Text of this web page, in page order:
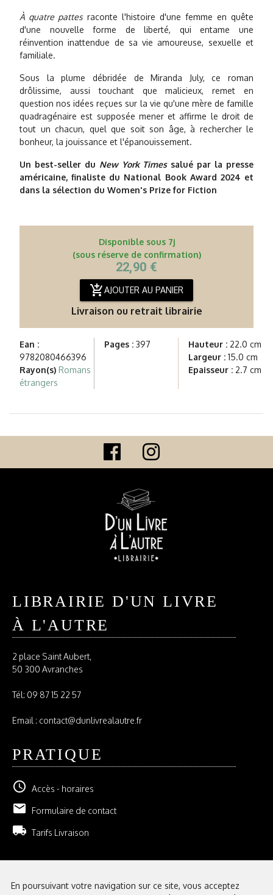
À quatre pattesraconte l'histoire d'une femme en quête
d'une nouvelle forme de liberté, qui entame une
réinvention inattendue de sa vie amoureuse, sexuelle et
familiale.
Sous la plume débridée de Miranda July, ce roman
drôlissime, aussi touchant que malicieux, remet en
question nos idées reçues sur la vie qu'une mère de famille
quadragénaire est supposée mener et affirme le droit de
tout un chacun, quel que soit son âge, à rechercher le
bonheur, la jouissance et l'épanouissement.
Un best-seller du New York Times salué par la presse
américaine, finaliste du National Book Award 2024 et
dans la sélection du Women's Prize for Fiction
Disponible sous 7j
(sous réserve de confirmation)
22,90 €
add_shopping_cartAJOUTER AU PANIER
Livraison ou retrait librairie
Ean :
9782080466396
Rayon(s) Romans
étrangers
Pages :397 Hauteur : 22.0 cm
Largeur : 15.0 cm
Epaisseur : 2.7 cm
LIBRAIRIE D'UN LIVRE
À L'AUTRE
2 place Saint Aubert,
50 300 Avranches
Tél: 09 87 15 22 57
Email : contact@dunlivrealautre.fr
PRATIQUE
schedule Accès - horaires
email Formulaire de contact
local_shipping Tarifs Livraison
En poursuivant votre navigation sur ce site, vous acceptez